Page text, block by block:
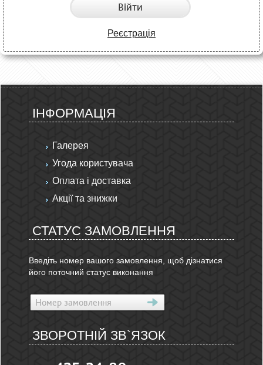
Війти
Реєстрація
ІНФОРМАЦІЯ
Галерея
Угода користувача
Оплата і доставка
Акції та знижки
СТАТУС ЗАМОВЛЕННЯ
Введіть номер вашого замовлення, щоб дізнатися
його поточний статус виконання
ЗВОРОТНІЙ ЗВ`ЯЗОК